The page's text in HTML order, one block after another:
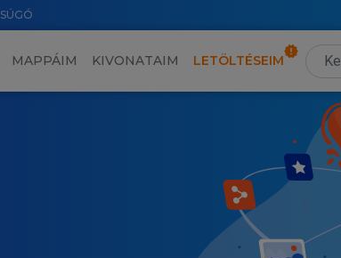
SÚGÓ
MAPPÁIM KIVONATAIM LETÖLTÉSEIM